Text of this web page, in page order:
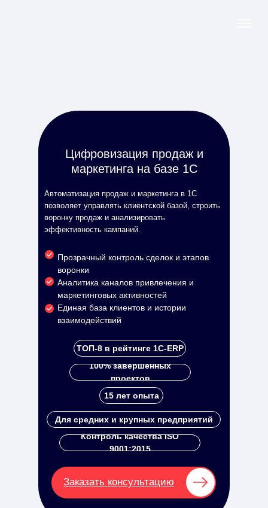
Цифровизация продаж и
маркетинга на базе 1С
Прозрачный контроль сделок и этапов
воронки
Аналитика каналов привлечения и
маркетинговых активностей
Единая база клиентов и истории
взаимодействий
Автоматизация продаж и маркетинга в 1С
позволяет управлять клиентской базой, строить
воронку продаж и анализировать
эффективность кампаний.
Заказать консультацию
Контроль качества ISO
9001:2015
100% завершенных
проектов
15 лет опыта
ТОП-8 в рейтинге 1С-ERP
Для средних и крупных предприятий